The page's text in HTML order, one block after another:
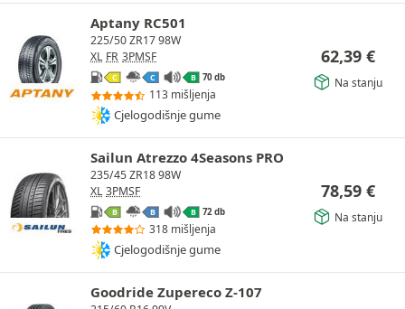
Aptany RC501
225/50 ZR17 98W
XL FR 3PMSF
C C B 70 db
113 mišljenja
Cjelogodišnje gume
62,39 €
Na stanju
Sailun Atrezzo 4Seasons PRO
235/45 ZR18 98W
XL 3PMSF
B B B 72 db
318 mišljenja
Cjelogodišnje gume
78,59 €
Na stanju
Goodride Zupereco Z-107